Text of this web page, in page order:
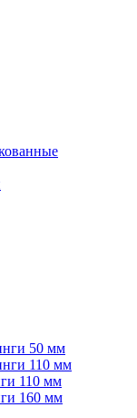
50 мм
110 мм
110 мм
160 мм